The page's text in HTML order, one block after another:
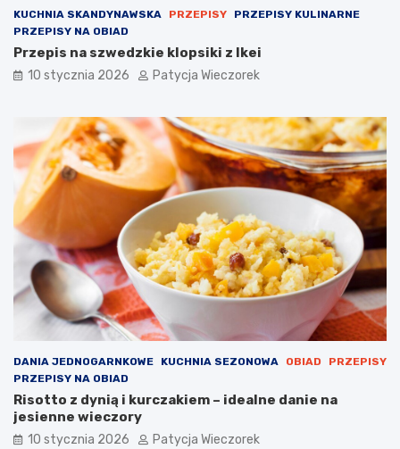
KUCHNIA SKANDYNAWSKA PRZEPISY
PRZEPISY KULINARNE
PRZEPISY NA OBIAD
Przepis na szwedzkie klopsiki z Ikei
10 stycznia 2026 Patycja Wieczorek
DANIA JEDNOGARNKOWE KUCHNIA SEZONOWA OBIAD
PRZEPISY
PRZEPISY NA OBIAD
Risotto z dynią i kurczakiem – idealne danie na
jesienne wieczory
10 stycznia 2026 Patycja Wieczorek